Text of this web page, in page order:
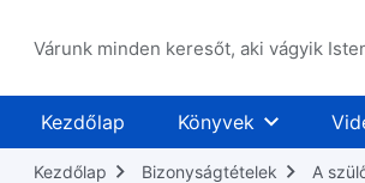
Várunk minden keresőt, aki vágyik
Kezdőlap Könyvek
Kezdőlap Bizonyságtételek A